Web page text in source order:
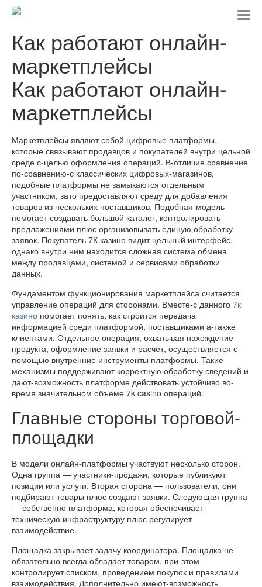
T
t
i
Как работают онлайн-
маркетплейсы
Как работают онлайн-
маркетплейсы
Маркетплейсы являют собой цифровые платформы,
которые связывают продавцов и покупателей внутри цельной
среде с-целью оформления операций. В-отличие сравнение
по-сравнению-с классических цифровых-магазинов,
подобные платформы не замыкаются отдельным
участником, зато предоставляют среду для добавления
товаров из нескольких поставщиков. Подобная-модель
помогает создавать большой каталог, контролировать
предложениями плюс организовывать единую обработку
заявок. Покупатель 7К казино видит цельный интерфейс,
однако внутри ним находится сложная система обмена
между продавцами, системой и сервисами обработки
данных.
Фундаментом функционирования маркетплейса считается
управление операций для сторонами. Вместе-с данного 7к
казино помогает понять, как строится передача
информацией среди платформой, поставщиками а-также
клиентами. Отдельное операция, охватывая нахождение
продукта, оформление заявки и расчет, осуществляется с-
помощью внутренние инструменты платформы. Такие
механизмы поддерживают корректную обработку сведений и
дают-возможность платформе действовать устойчиво во-
время значительном объеме 7k casino операций.
Главные стороны торговой-
площадки
В модели онлайн-платформы участвуют несколько сторон.
Одна группа — участники-продажи, которые публикуют
позиции или услуги. Вторая сторона — пользователи, они
подбирают товары плюс создают заявки. Следующая группа
— собственно платформа, которая обеспечивает
техническую инфраструктуру плюс регулирует
взаимодействие.
Площадка закрывает задачу координатора. Площадка не-
обязательно всегда обладает товаром, при-этом
контролирует списком, проведением покупок и правилами
взаимодействия. Дополнительно имеют-возможность